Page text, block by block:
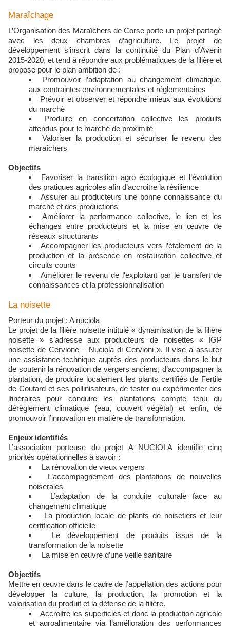
Maraîchage
L’Organisation des Maraîchers de Corse porte un projet partagé
avec les deux chambres d’agriculture. Le projet de
développement s’inscrit dans la continuité du Plan d’Avenir
2015-2020, et tend à répondre aux problématiques de la filière et
propose pour le plan ambition de :
Promouvoir l’adaptation au changement climatique,
aux contraintes environnementales et réglementaires
Prévoir et observer et répondre mieux aux évolutions
du marché
Produire en concertation collective les produits
attendus pour le marché de proximité
Valoriser la production et sécuriser le revenu des
maraîchers
Objectifs
Favoriser la transition agro écologique et l’évolution
des pratiques agricoles afin d’accroitre la résilience
Assurer au producteurs une bonne connaissance du
marché et des productions
Améliorer la performance collective, le lien et les
échanges entre producteurs et la mise en œuvre de
réseaux structurants
Accompagner les producteurs vers l’étalement de la
production et la présence en restauration collective et
circuits courts
Améliorer le revenu de l'exploitant par le transfert de
connaissances et la professionnalisation
La noisette
Porteur du projet : A nuciola
Le projet de la filière noisette intitulé « dynamisation de la filière
noisette » s’adresse aux producteurs de noisettes « IGP
noisette de Cervione – Nuciola di Cervioni ». Il vise à assurer
une assistance technique auprès des producteurs dans le but
de soutenir la rénovation de vergers anciens, d’accompagner la
plantation, de produire localement les plants certifiés de Fertile
de Coutard et ses pollinisateurs, de tester ou expérimenter des
itinéraires pour conduire les plantations compte tenu du
dérèglement climatique (eau, couvert végétal) et enfin, de
promouvoir l’innovation en matière de transformation.
Enjeux identifiés
L’association porteuse du projet A NUCIOLA identifie cinq
priorités opérationnelles à savoir :
La rénovation de vieux vergers
L’accompagnement des plantations de nouvelles
noiseraies
L’adaptation de la conduite culturale face au
changement climatique
La production locale de plants de noisetiers et leur
certification officielle
Le développement de produits issus de la
transformation de la noisette
La mise en œuvre d’une veille sanitaire
Objectifs
Mettre en œuvre dans le cadre de l’appellation des actions pour
développer la culture, la production, la promotion et la
valorisation du produit et la défense de la filière.
Accroitre les superficies et donc la production agricole
et agroalimentaire via l’amélioration des performances